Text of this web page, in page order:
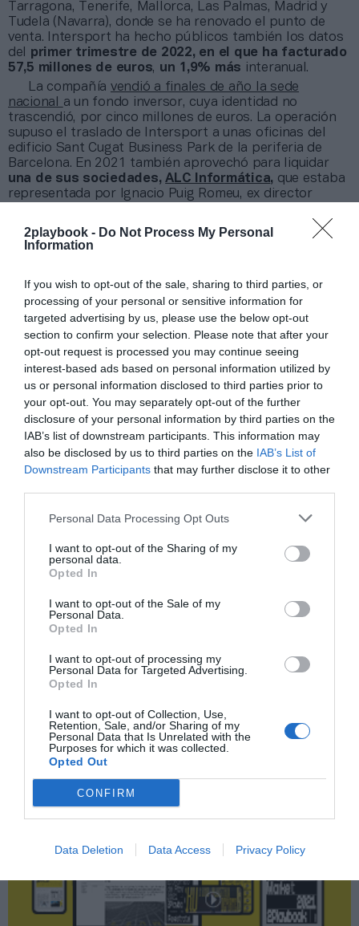
2playbook - Do Not Process My Personal
Information
If you wish to opt-out of the sale, sharing to third parties, or
processing of your personal or sensitive information for
targeted advertising by us, please use the below opt-out
section to confirm your selection. Please note that after your
opt-out request is processed you may continue seeing
interest-based ads based on personal information utilized by
us or personal information disclosed to third parties prior to
your opt-out. You may separately opt-out of the further
disclosure of your personal information by third parties on the
IAB’s list of downstream participants. This information may
also be disclosed by us to third parties on the IAB’s List of
Downstream Participants that may further disclose it to other
Personal Data Processing Opt Outs
I want to opt-out of the Sharing of my
personal data.
Opted In
I want to opt-out of the Sale of my
Personal Data.
Opted In
I want to opt-out of processing my
Personal Data for Targeted Advertising.
Opted In
I want to opt-out of Collection, Use,
Retention, Sale, and/or Sharing of my
Personal Data that Is Unrelated with the
Purposes for which it was collected.
Opted Out
CONFIRM
Data Deletion Data Access Privacy Policy
Índex
Intersport
Tarragona, Tenerife, Mallorca, Las Palmas, Madrid y
Tudela (Navarra), donde se ha renovado el punto de
venta. Intersport ha hecho públicos también los datos
del
primer trimestre de 2022, en el que ha facturado
57,5 millones de euros, un 1,9% más interanual.
La compañía vendió a finales de año la sede
nacional a un fondo inversor, cuya identidad no
trascendió, por cinco millones de euros. La operación
supuso el traslado de Intersport a unas oficinas del
edificio Sant Cugat Business Park de la periferia de
Barcelona. En 2021 también aprovechó para liquidar
una de sus sociedades,ALC Informática, que estaba
representada por Ignacio Puig Romeu, ex director
representante de la filial ibérica a escala internacional.
A escala global,
más que en 2020 y un 3% más que los niveles
prepandemia (2019). En lo referente al negocio online,
las ventas a través del ecommerce aumentaron un 25%.
Añadir2Playbookcomo fuente preferida de Google
de forma gratuita
Mantente informado con las últimas noticias de actualidad.
ACTIVAR AHORA
Compartir
Imprimir